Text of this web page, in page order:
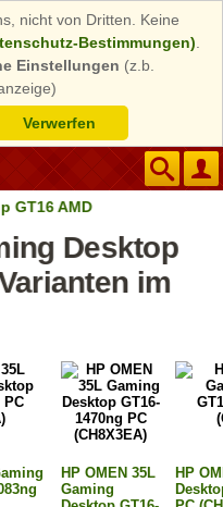
nicht von Dritten. Keine
Bestimmungen)
Einstellungen (z.b.
Verwerfen
GT16 AMD
Desktop
im
HP OMEN 35L
Gaming
HP